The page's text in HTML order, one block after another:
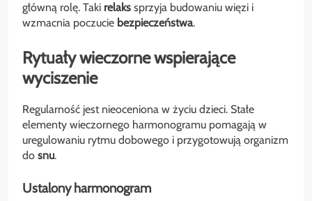
główną rolę. Taki relaks sprzyja budowaniu więzi i
wzmacnia poczucie bezpieczeństwa.
Rytuały wieczorne wspierające
wyciszenie
Regularność jest nieoceniona w życiu dzieci. Stałe
elementy wieczornego harmonogramu pomagają w
uregulowaniu rytmu dobowego i przygotowują organizm
do snu.
Ustalony harmonogram